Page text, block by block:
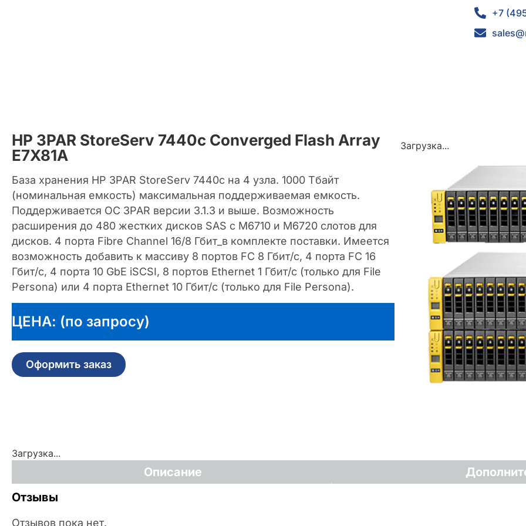
+7
HP 3PAR StoreServ 7440c Converged Flash Array
E7X81A
База хранения HP 3PAR StoreServ 7440c на 4 узла. 1000 Tбайт
(номинальная емкость) максимальная поддерживаемая емкость.
Поддерживается ОС 3PAR версии 3.1.3 и выше. Возможность
расширения до 480 жестких дисков SAS с M6710 и M6720 слотов для
дисков. 4 порта Fibre Channel 16/8 Гбит_в комплекте поставки. Имеется
возможность добавить к массиву 8 портов FC 8 Гбит/с, 4 порта FC 16
Гбит/с, 4 порта 10 GbE iSCSI, 8 портов Ethernet 1 Гбит/с (только для File
Persona) или 4 порта Ethernet 10 Гбит/с (только для File Persona).
ЦЕНА: (по запросу)
Оформить заказ
Загрузка...
Загрузка...
Описание
Отзывы
Отзывов пока нет.